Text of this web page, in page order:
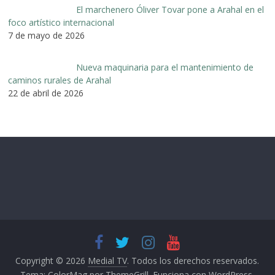
El marchenero Óliver Tovar pone a Arahal en el
foco artístico internacional
7 de mayo de 2026
Nueva maquinaria para el mantenimiento de
caminos rurales de Arahal
22 de abril de 2026
Copyright © 2026 Medial TV. Todos los derechos reservados.